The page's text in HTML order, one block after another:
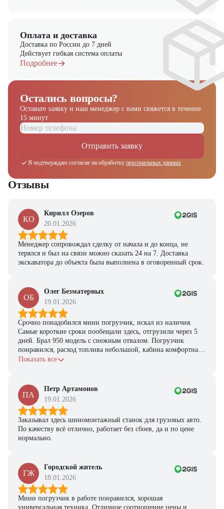
Оплата и доставка
Доставка по России до 7 дней
Действует гибкая система оплаты
Подробнее
Остались вопросы?
Оставьте заявку и наш менеджер с вами свяжется в течение
15 минут
Отправить заявку
Я подтверждаю согласие на обработку персональных данных
Отзывы
КО
Кирилл Озеров
20.01.2026
Менеджер сопровождал сделку от начала и до конца, не
терялся и был на связи можно сказать 24 на 7. Доставка
экскаватора до объекта была выполнена в оговоренный срок.
ОБ
Олег Безматерных
19.01.2026
Срочно понадобился мини погрузчик, искал из наличия.
Самые короткие сроки пообещали здесь, отгрузили через 5
дней. Брал 950 модель с снежным отвалом. Погрузчик
понравился, расход топлива небольшой, кабина комфортная,
с задачами справляется.
Показать все
ПА
Петр Артамонов
19.01.2026
Заказывал здесь шиномонтажный станок для грузовых авто.
По качеству всё отлично, работает без сбоев, да и по цене
нормально.
ГЖ
Городской житель
18.01.2026
Мини погрузчик в работе понравился, хорошая
универсальная техника. Отличное соотношение цены и